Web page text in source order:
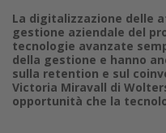
La digitalizzazione delle
gestione aziendale del
tecnologie avanzate
della gestione e hanno
sulla retention e sul
Victoria Miravall di
opportunità che la